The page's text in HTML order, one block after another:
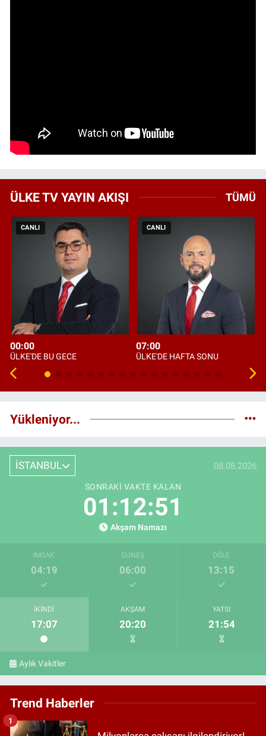
ÜLKE TV YAYIN AKIŞI TÜMÜ
CANLI
00:00
ÜLKE'DE BU GECE
CANLI
07:00
ÜLKE'DE HAFTA SONU
Yükleniyor...
İSTANBUL 08.08.2026
SONRAKI VAKTE KALAN
01:12:50
Akşam Namazı
İMSAK
04:19
GÜNEŞ
06:00
ÖĞLE
13:15
İKINDI
17:07
AKŞAM
20:20
YATSI
21:54
Aylık Vakitler
Trend Haberler
1